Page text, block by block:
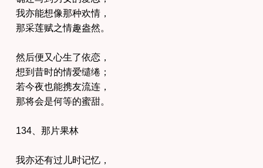
我亦能想像那种欢情，
那采莲赋之情趣盎然。
然后便又心生了依恋，
想到昔时的情爱缱绻；
若今夜也能携友流连，
那将会是何等的蜜甜。
134、那片果林
我亦还有过儿时记忆，